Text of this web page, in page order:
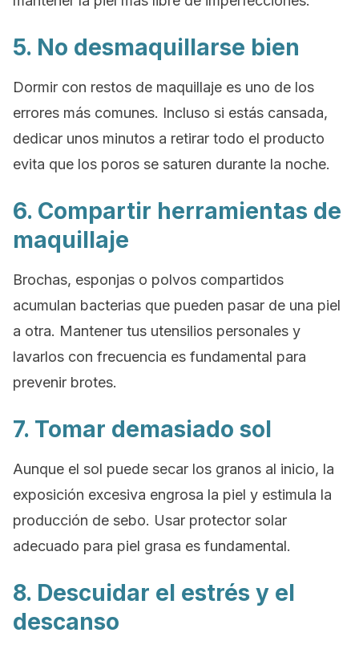
5. No desmaquillarse bien
Dormir con restos de maquillaje es uno de los
errores más comunes. Incluso si estás cansada,
dedicar unos minutos a retirar todo el producto
evita que los poros se saturen durante la noche.
6. Compartir herramientas de
maquillaje
Brochas, esponjas o polvos compartidos
acumulan bacterias que pueden pasar de una piel
a otra. Mantener tus utensilios personales y
lavarlos con frecuencia es fundamental para
prevenir brotes.
7. Tomar demasiado sol
Aunque el sol puede secar los granos al inicio, la
exposición excesiva engrosa la piel y estimula la
producción de sebo. Usar protector solar
adecuado para piel grasa es fundamental.
8. Descuidar el estrés y el
descanso